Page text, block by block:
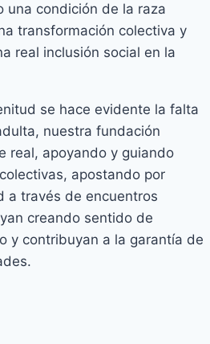
una condición de la raza
transformación colectiva y
real inclusión social en la
se hace evidente la falta
nuestra fundación
real, apoyando y guiando
apostando por
a través de encuentros
creando sentido de
y contribuyan a la garantía de